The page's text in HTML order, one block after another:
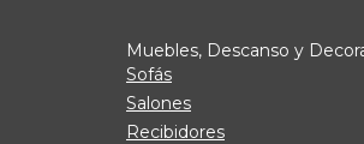
Muebles, Descanso y
Sofás
Salones
Recibidores